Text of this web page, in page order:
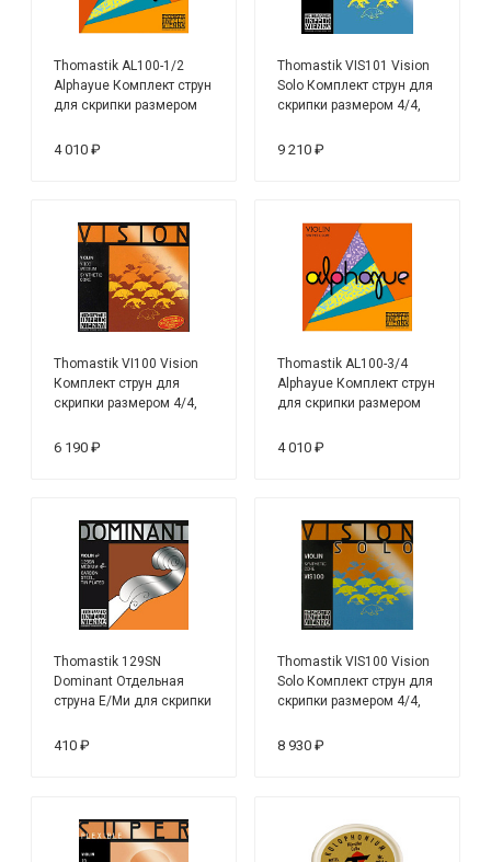
Thomastik AL100-1/2
Alphayue Комплект струн
для скрипки размером
4 010 ₽
Thomastik VIS101 Vision
Solo Комплект струн для
скрипки размером 4/4,
9 210 ₽
Thomastik VI100 Vision
Комплект струн для
скрипки размером 4/4,
6 190 ₽
Thomastik AL100-3/4
Alphayue Комплект струн
для скрипки размером
4 010 ₽
Thomastik 129SN
Dominant Отдельная
струна Е/Ми для скрипки
натяж, съемный шарик
410 ₽
Thomastik VIS100 Vision
Solo Комплект струн для
скрипки размером 4/4,
8 930 ₽